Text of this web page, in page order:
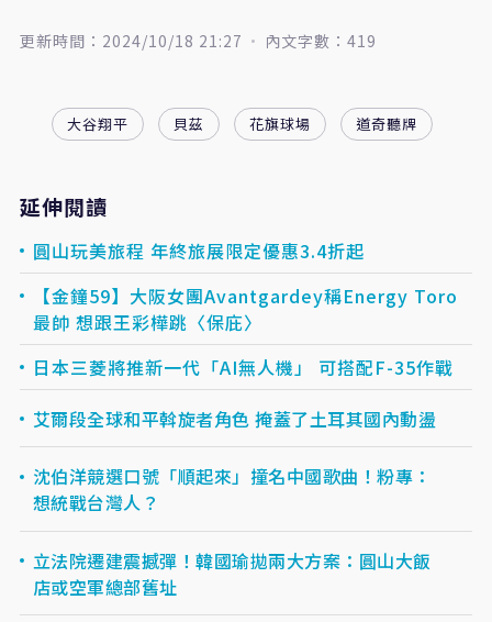
更新時間：2024/10/18 21:27 內文字數：419
大谷翔平 貝茲 花旗球場 道奇聽牌
延伸閱讀
圓山玩美旅程 年終旅展限定優惠3.4折起
【金鐘59】大阪女團Avantgardey稱Energy Toro
最帥 想跟王彩樺跳〈保庇〉
日本三菱將推新一代「AI無人機」 可搭配F-35作戰
艾爾段全球和平斡旋者角色 掩蓋了土耳其國內動盪
沈伯洋競選口號「順起來」撞名中國歌曲！粉專：
想統戰台灣人？
立法院遷建震撼彈！韓國瑜拋兩大方案：圓山大飯
店或空軍總部舊址